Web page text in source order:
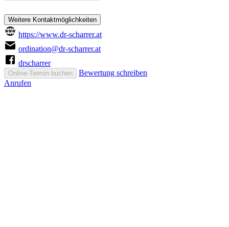
Weitere Kontaktmöglichkeiten
https://www.dr-scharrer.at
ordination@dr-scharrer.at
drscharrer
Online-Termin buchen
Bewertung schreiben
Anrufen